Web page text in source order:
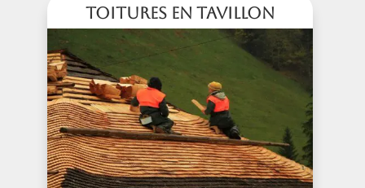
Toitures en Tavillon